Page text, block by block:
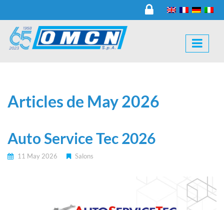
Articles de May 2026
Auto Service Tec 2026
11 May 2026 Salons